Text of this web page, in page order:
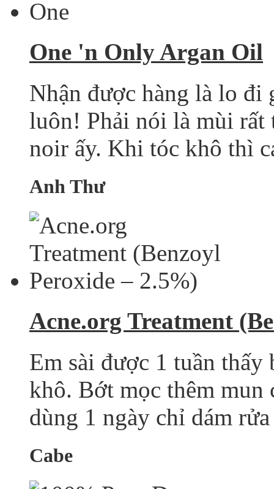
One 'n Only Argan Oil
Nhận được hàng là lo đi
luôn! Phải nói là mùi rất
noir ấy. Khi tóc khô thì
Anh Thư
Acne.org Treatment
Em sài được 1 tuần
khô. Bớt mọc thêm
dùng 1 ngày chỉ dám
Cabe